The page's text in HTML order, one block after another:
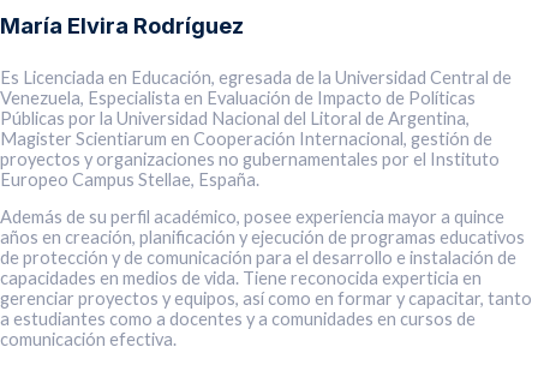
María Elvira Rodríguez
Es Licenciada en Educación, egresada de la Universidad Central de
Venezuela, Especialista en Evaluación de Impacto de Políticas
Públicas por la Universidad Nacional del Litoral de Argentina,
Magister Scientiarum en Cooperación Internacional, gestión de
proyectos y organizaciones no gubernamentales por el Instituto
Europeo Campus Stellae, España.
Además de su perfil académico, posee experiencia mayor a quince
años en creación, planificación y ejecución de programas educativos
de protección y de comunicación para el desarrollo e instalación de
capacidades en medios de vida. Tiene reconocida experticia en
gerenciar proyectos y equipos, así como en formar y capacitar, tanto
a estudiantes como a docentes y a comunidades en cursos de
comunicación efectiva.